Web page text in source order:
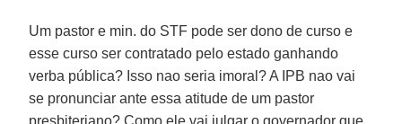
Um pastor e min. do STF pode ser dono de curso e
esse curso ser contratado pelo estado ganhando
verba pública? Isso nao seria imoral? A IPB nao vai
se pronunciar ante essa atitude de um pastor
presbiteriano? Como ele vai julgar o governador que